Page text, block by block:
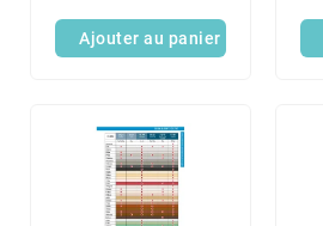
Ajouter au panier